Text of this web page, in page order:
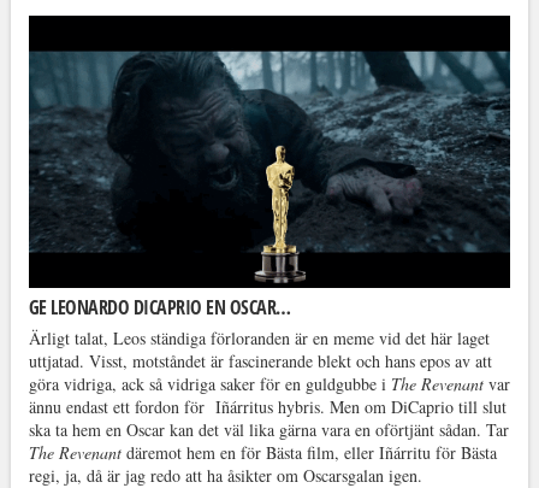
GE LEONARDO DICAPRIO EN OSCAR…
Ärligt talat, Leos ständiga förloranden är en meme vid det här laget
uttjatad. Visst, motståndet är fascinerande blekt och hans epos av att
göra vidriga, ack så vidriga saker för en guldgubbe i The Revenantvar
ännu endast ett fordon för Iñárritus hybris. Men om DiCaprio till slut
ska ta hem en Oscar kan det väl lika gärna vara en oförtjänt sådan. Tar
The Revenantdäremot hem en för Bästa film, eller Iñárritu för Bästa
regi, ja, då är jag redo att ha åsikter om Oscarsgalan igen.